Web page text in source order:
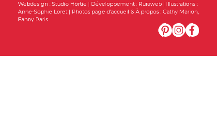
Webdesign :Studio Hörtie | Développement : Ruraweb | Illustrations :
Anne-Sophie Loret | Photos page d’accueil & À propos :Cathy Marion,
Fanny Paris